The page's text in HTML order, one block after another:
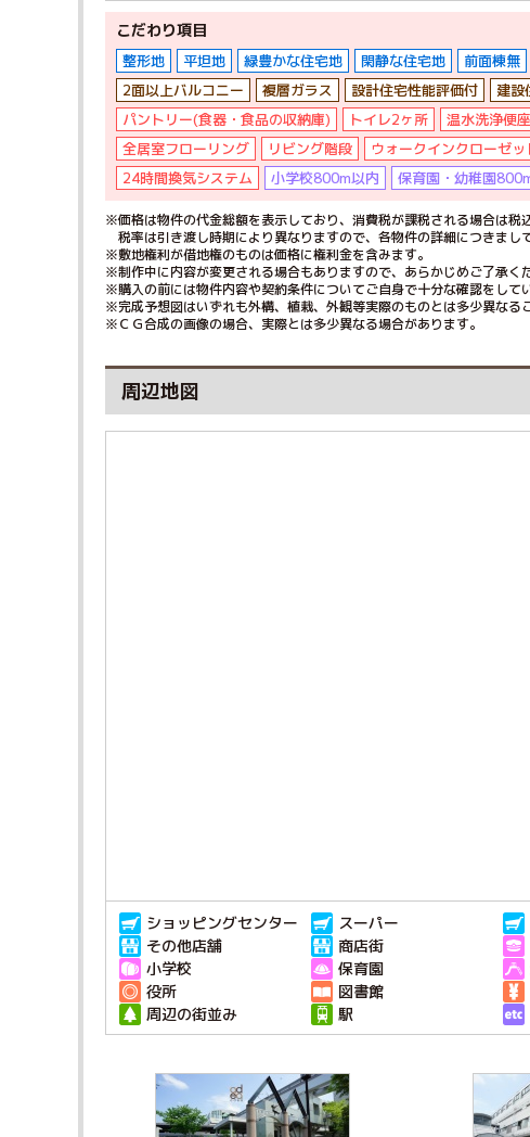
こだわり項目
整形地 平坦地 緑豊かな住宅地 閑静な住宅地 前面棟無
2面以上バルコニー
複層ガラス 設計住宅性能評価付 建設
パントリー(食器・食品の収納庫)
トイレ2ヶ所 温水洗浄便座
全居室フローリング
リビング階段 ウォークインクローゼッ
24時間換気システム
小学校800m以内 保育園・幼稚園
※価格は物件の代金総額を表示しており、消費税が課税される場合は税
税率は引き渡し時期により異なりますので、各物件の詳細につきまし
※敷地権利が借地権のものは価格に権利金を含みます。
※制作中に内容が変更される場合もありますので、あらかじめご了承く
※購入の前には物件内容や契約条件についてご自身で十分な確認をして
※完成予想図はいずれも外構、植栽、外観等実際のものとは多少異なる
※ＣＧ合成の画像の場合、実際とは多少異なる場合があります。
周辺地図
ショッピングセンター スーパー
その他店舗
商店街
小学校
保育園
役所
図書館
周辺の街並み
駅